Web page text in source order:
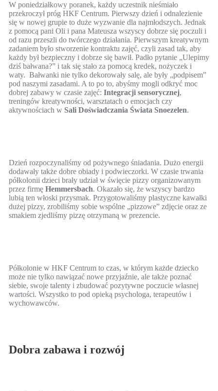
W poniedziałkowy poranek, każdy uczestnik nieśmiało
przekroczył próg HKF Centrum. Pierwszy dzień i odnalezienie
się w nowej grupie to duże wyzwanie dla najmłodszych. Jednak
z pomocą pani Oli i pana Mateusza wszyscy dobrze się poczuli i
od razu przeszli do twórczego działania. Pierwszym kreatywnym
zadaniem było stworzenie kontraktu zajęć, czyli zasad tak, aby
każdy był bezpieczny i dobrze się bawił. Padło pytanie „Ulepimy
dziś bałwana?” i tak się stało za pomocą kredek, nożyczek i
waty. Bałwanki nie tylko dekorowały salę, ale były „podpisem”
pod naszymi zasadami. A to po to, abyśmy mogli odkryć moc
dobrej zabawy w czasie zajęć: Integracji sensorycznej,
treningów kreatywności, warsztatach o emocjach czy
aktywnościach w Sali Doświadczania Świata Snoezelen.
Dzień rozpoczynaliśmy od pożywnego śniadania. Dużo energii
dodawały także dobre obiady i podwieczorki. W czasie trwania
półkolonii dzieci brały udział w święcie pizzy organizowanym
przez firmę Hemmersbach. Okazało się, że wszyscy bardzo
lubią ten włoski przysmak. Przygotowaliśmy plastyczne kawałki
dużej pizzy, zrobiliśmy sobie wspólne „pizzowe” zdjęcie oraz ze
smakiem zjedliśmy pizzę otrzymaną w prezencie.
Półkolonie w HKF Centrum to czas, w którym każde dziecko
może nie tylko nawiązać nowe przyjaźnie, ale także poznać
siebie, swoje talenty i zbudować pozytywne poczucie własnej
wartości. Wszystko to pod opieką psychologa, terapeutów i
wychowawców.
Dobra zabawa i rozwój